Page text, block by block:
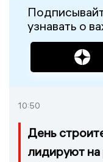
узнавать о
10:50
День
лидируют на